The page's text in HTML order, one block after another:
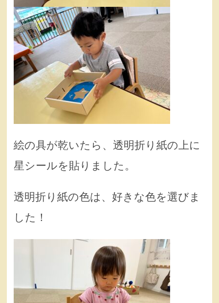
絵の具が乾いたら、透明折り紙の上に
星シールを貼りました。
透明折り紙の色は、好きな色を選びま
した！